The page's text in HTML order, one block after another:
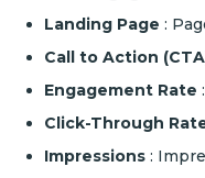
Landing Page :
Call to Action
Engagement Rate
Click-Through
Impressions :